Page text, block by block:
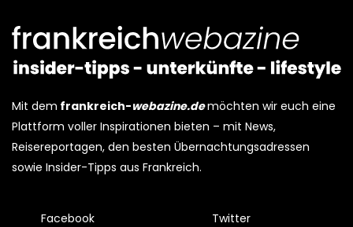
Mit dem frankreich-webazine.demöchten wir euch eine
Plattform voller Inspirationen bieten – mit News,
Reisereportagen, den besten Übernachtungsadressen
sowie Insider-Tipps aus Frankreich.
Facebook Twitter